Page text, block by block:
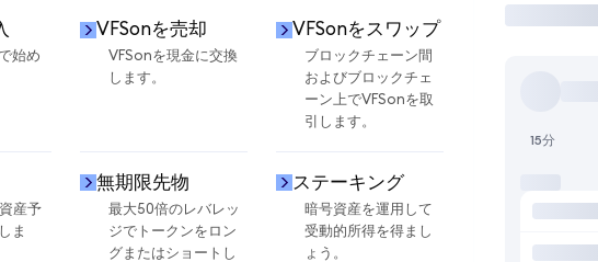
始め
VFSonを売却
VFSonを現金に交換
します。
VFSonをスワップ
ブロックチェーン間
およびブロックチェ
ーン上でVFSonを取
引します。
産予
ま
無期限先物
最大50倍のレバレッ
ジでトークンをロン
グまたはショートし
ステーキング
暗号資産を運用して
受動的所得を得まし
ょう。
15分